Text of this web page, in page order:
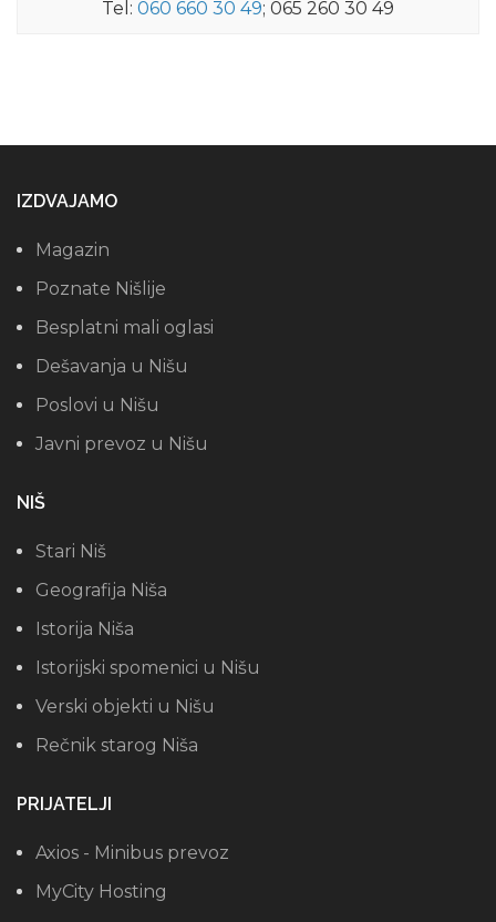
Tel: 060 660 30 49; 065 260 30 49
IZDVAJAMO
Magazin
Poznate Nišlije
Besplatni mali oglasi
Dešavanja u Nišu
Poslovi u Nišu
Javni prevoz u Nišu
NIŠ
Stari Niš
Geografija Niša
Istorija Niša
Istorijski spomenici u Nišu
Verski objekti u Nišu
Rečnik starog Niša
PRIJATELJI
Axios - Minibus prevoz
MyCity Hosting